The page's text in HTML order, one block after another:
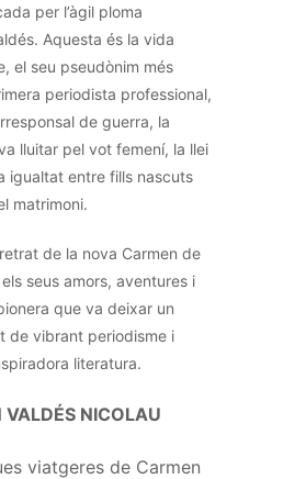
per l’àgil ploma
Aquesta és la vida
, el seu pseudònim més
periodista professional,
de guerra, la
lluitar pel vot femení, la llei
igualtat entre fills nascuts
matrimoni.
de la nova Carmen de
seus amors, aventures i
que va deixar un
de vibrant periodisme i
literatura.
VALDÉS NICOLAU
viatgeres de Carmen